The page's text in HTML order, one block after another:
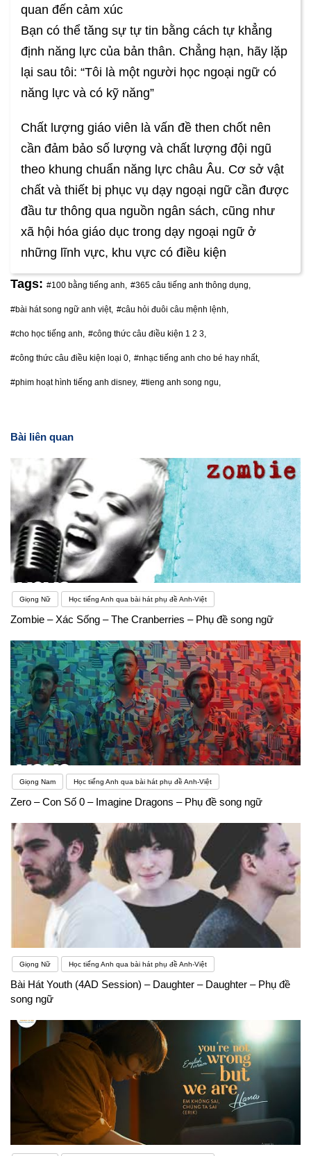
quan đến cảm xúc
Bạn có thể tăng sự tự tin bằng cách tự khẳng
định năng lực của bản thân. Chẳng hạn, hãy lặp
lại sau tôi: “Tôi là một người học ngoại ngữ có
năng lực và có kỹ năng”
Chất lượng giáo viên là vấn đề then chốt nên
cần đảm bảo số lượng và chất lượng đội ngũ
theo khung chuẩn năng lực châu Âu. Cơ sở vật
chất và thiết bị phục vụ dạy ngoại ngữ cần được
đầu tư thông qua nguồn ngân sách, cũng như
xã hội hóa giáo dục trong dạy ngoại ngữ ở
những lĩnh vực, khu vực có điều kiện
Tags: #100 bằng tiếng anh, #365 câu tiếng anh thông dụng,
#bài hát song ngữ anh việt, #câu hỏi đuôi câu mệnh lệnh,
#cho học tiếng anh, #công thức câu điều kiện 1 2 3,
#công thức câu điều kiện loại 0, #nhạc tiếng anh cho bé hay nhất,
#phim hoạt hình tiếng anh disney, #tieng anh song ngu,
Bài liên quan
Giọng Nữ Học tiếng Anh qua bài hát phụ đề Anh-Việt
Zombie – Xác Sống – The Cranberries – Phụ đề song ngữ
Giọng Nam Học tiếng Anh qua bài hát phụ đề Anh-Việt
Zero – Con Số 0 – Imagine Dragons – Phụ đề song ngữ
Giọng Nữ Học tiếng Anh qua bài hát phụ đề Anh-Việt
Bài Hát Youth (4AD Session) – Daughter – Daughter – Phụ đề
song ngữ